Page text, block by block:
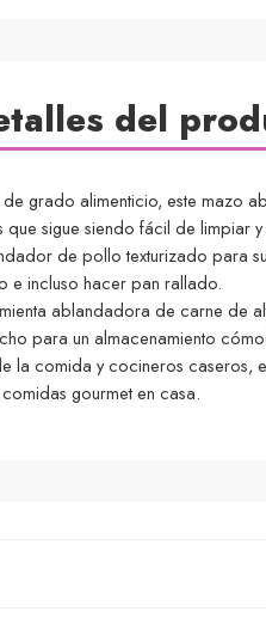
del
grado alimenticio, este mazo
sigue siendo fácil de limpiar
de pollo texturizado para
e incluso hacer pan rallado.
ablandadora de carne de
para un almacenamiento
la comida y cocineros
gourmet en casa.